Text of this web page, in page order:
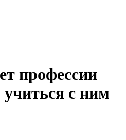
профессии
с ним